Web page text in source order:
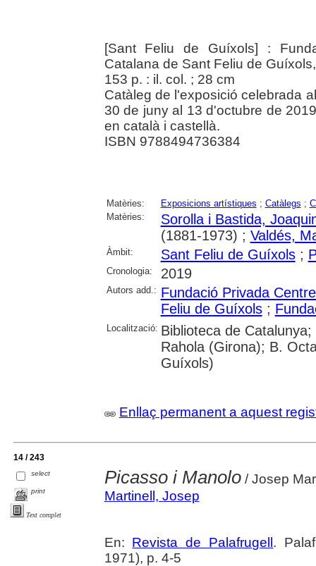
[Sant Feliu de Guíxols] :
Catalana de Sant Feliu de
153 p. : il. col. ; 28 cm
Catàleg de l'exposició celebrada
30 de juny al 13 d'octubre de
en català i castellà.
ISBN 9788494736384
Matèries: Exposicions artístiques ; Catàlegs ;
Matèries:
Sorolla i Bastida,
(1881-1973) ; Valdés,
Àmbit: Sant Feliu de Guíxols;
Cronologia: 2019
Autors add.: Fundació Privada
Feliu de Guíxols;
Localització: Biblioteca de
Rahola (Girona); B.
Guíxols)
Enllaç permanent a aquest
14 / 243
select
print
Text complet
Picasso i Manolo/ Josep
Martinell, Josep
En: Revista de Palafrugell.
1971), p. 4-5